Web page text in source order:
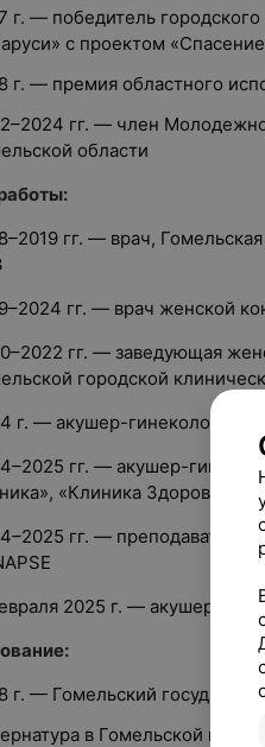
г. — победитель
с проектом
г. — премия областного
гг. — член
области
гг. — врач,
гг. — врач женской
гг. — заведующая
городской
г. — акушер-гинеколог,
гг. — акушер-
«Клиника Здоровье»
гг. — преподаватель,
2025 г. — акушер-
г. — Гомельский
в Гомельской